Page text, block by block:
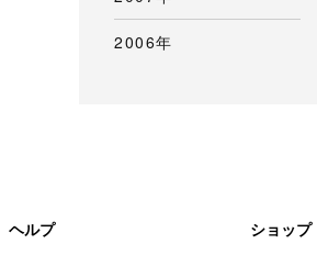
2006年
ヘルプ ショップ